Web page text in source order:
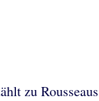
zu